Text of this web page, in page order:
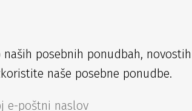
posebnih ponudbah, novostih
naše posebne ponudbe.